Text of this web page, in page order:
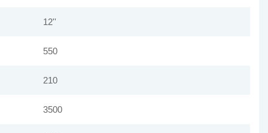
12''
550
210
3500